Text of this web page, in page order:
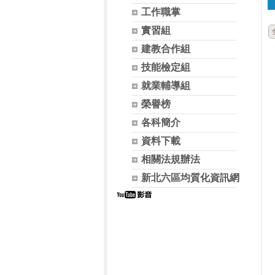
工作職掌
實習組
建教合作組
技能檢定組
就業輔導組
榮譽榜
各科簡介
資料下載
相關法規辦法
新北六區均質化資訊網